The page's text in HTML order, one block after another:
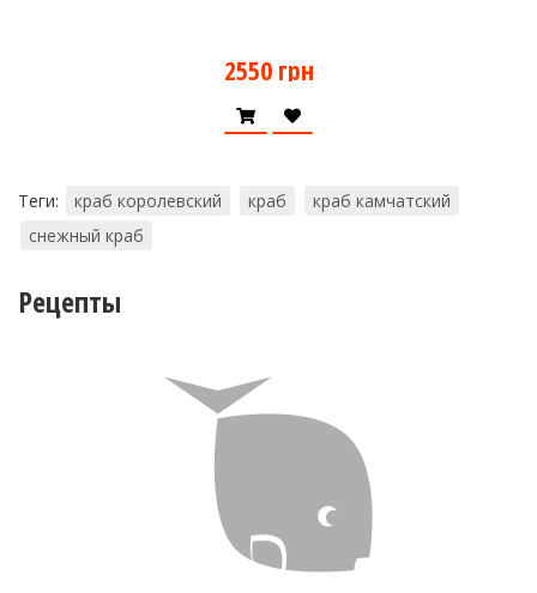
2550 грн
Теги: краб королевский краб
краб камчатский
снежный краб
Рецепты